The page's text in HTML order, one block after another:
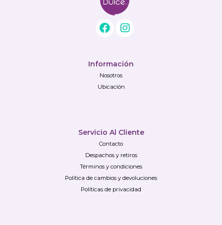
Información
Nosotros
Ubicación
Servicio Al Cliente
Contacto
Despachos y retiros
Términos y condiciones
Política de cambios y devoluciones
Políticas de privacidad